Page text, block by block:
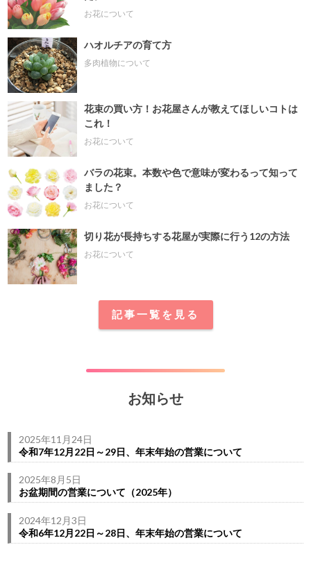
お花について
ハオルチアの育て方
多肉植物について
花束の買い方！お花屋さんが教えてほしいコトは
これ！
お花について
バラの花束。本数や色で意味が変わるって知って
ました？
お花について
切り花が長持ちする花屋が実際に行う12の方法
お花について
記事一覧を見る
お知らせ
2025年11月24日
令和7年12月22日～29日、年末年始の営業について
2025年8月5日
お盆期間の営業について（2025年）
2024年12月3日
令和6年12月22日～28日、年末年始の営業について